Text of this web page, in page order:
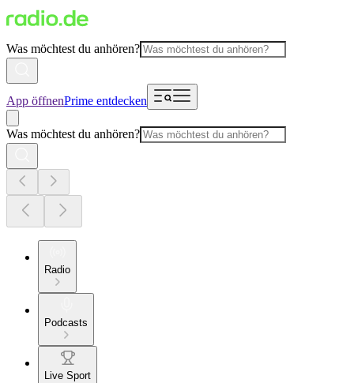
Was möchtest du anhören?
App öffnenPrime entdecken
Was möchtest du anhören?
Radio
Podcasts
Live Sport